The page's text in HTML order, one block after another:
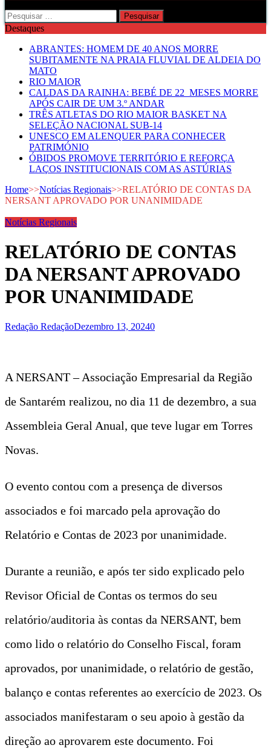
Pesquisar
por:
Destaques
ABRANTES: HOMEM DE 40 ANOS MORRE
SUBITAMENTE NA PRAIA FLUVIAL DE ALDEIA DO
MATO
RIO MAIOR
CALDAS DA RAINHA: BEBÉ DE 22 MESES MORRE
APÓS CAIR DE UM 3.º ANDAR
TRÊS ATLETAS DO RIO MAIOR BASKET NA
SELEÇÃO NACIONAL SUB-14
UNESCO EM ALENQUER PARA CONHECER
PATRIMÓNIO
ÓBIDOS PROMOVE TERRITÓRIO E REFORÇA
LAÇOS INSTITUCIONAIS COM AS ASTÚRIAS
Home>>Notícias Regionais>>RELATÓRIO DE CONTAS DA
NERSANT APROVADO POR UNANIMIDADE
Notícias Regionais
RELATÓRIO DE CONTAS
DA NERSANT APROVADO
POR UNANIMIDADE
Redação RedaçãoDezembro 13, 20240
A NERSANT – Associação Empresarial da Região
de Santarém realizou, no dia 11 de dezembro, a sua
Assembleia Geral Anual, que teve lugar em Torres
Novas.
O evento contou com a presença de diversos
associados e foi marcado pela aprovação do
Relatório e Contas de 2023 por unanimidade.
Durante a reunião, e após ter sido explicado pelo
Revisor Oficial de Contas os termos do seu
relatório/auditoria às contas da NERSANT, bem
como lido o relatório do Conselho Fiscal, foram
aprovados, por unanimidade, o relatório de gestão,
balanço e contas referentes ao exercício de 2023. Os
associados manifestaram o seu apoio à gestão da
direção ao aprovarem este documento. Foi